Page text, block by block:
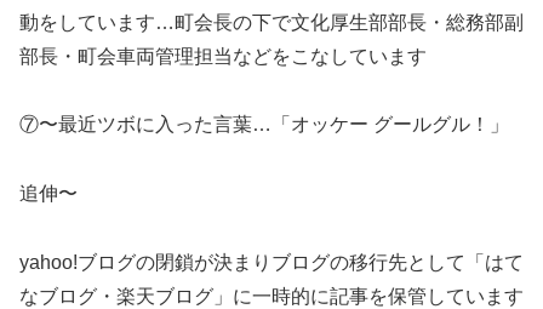
動をしています…町会長の下で文化厚生部部長・総務部副
部長・町会車両管理担当などをこなしています
⑦〜最近ツボに入った言葉…「オッケー グールグル！」
追伸〜
yahoo!ブログの閉鎖が決まりブログの移行先として「はて
なブログ・楽天ブログ」に一時的に記事を保管しています